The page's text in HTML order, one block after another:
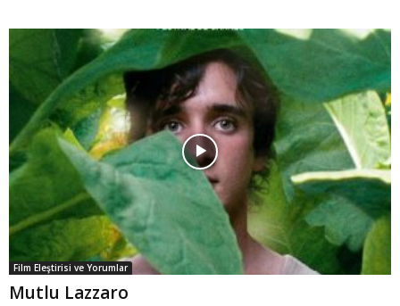
Film Eleştirisi ve Yorumlar
Mutlu Lazzaro